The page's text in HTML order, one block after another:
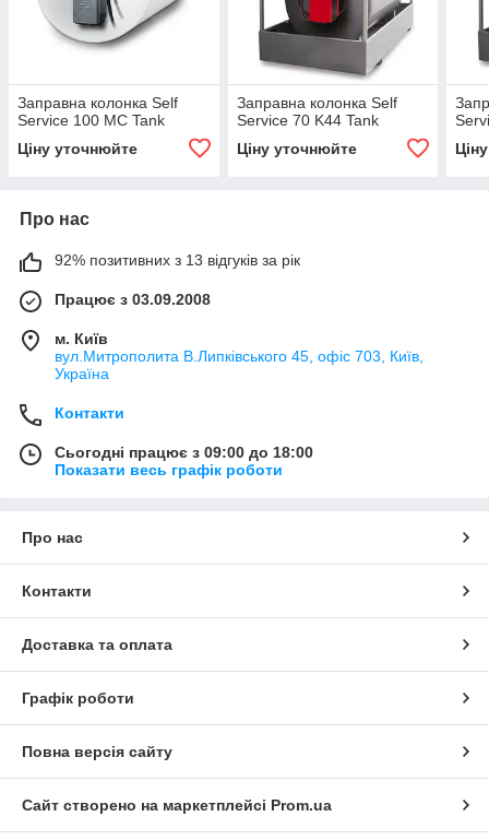
Заправна колонка Self
Service 100 MC Tank
Ціну уточнюйте
Заправна колонка Self
Service 70 K44 Tank
Ціну уточнюйте
Про нас
92% позитивних з 13 відгуків за рік
Працює з 03.09.2008
м. Київ
вул.Митрополита В.Липківського 45, офіс 703, Київ,
Україна
Контакти
Сьогодні працює з 09:00 до 18:00
Показати весь графік роботи
Про нас
Контакти
Доставка та оплата
Графік роботи
Повна версія сайту
Сайт створено на маркетплейсі Prom.ua